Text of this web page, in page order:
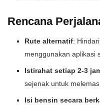
Rencana
Rute alternatif:
menggunakan aplikasi
Istirahat setiap 2-3
sejenak untuk
Isi bensin secara